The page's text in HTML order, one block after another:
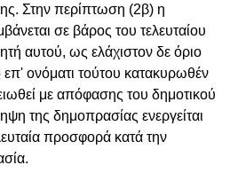
Στην περίπτωση (2β) η
σε βάρος του τελευταίου
αυτού, ως ελάχιστον δε όριο
επ' ονόματι τούτου κατακυρωθέν
με απόφασης του δημοτικού
της δημοπρασίας ενεργείται
προσφορά κατά την